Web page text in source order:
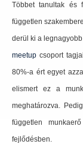
Többet tanultak és
független
derül ki a
meetup csoport
80%-a ért egyet
elismert ez a
meghatározva.
független
fejlődésben.